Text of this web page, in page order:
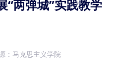
“两弹城”实践教学
：马克思主义学院